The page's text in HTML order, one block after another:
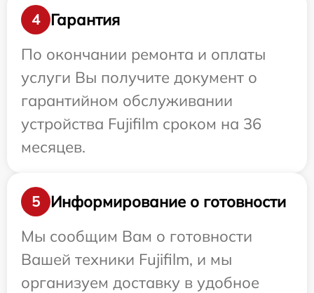
4
Гарантия
По окончании ремонта и оплаты
услуги Вы получите документ о
гарантийном обслуживании
устройства Fujifilm сроком на 36
месяцев.
5
Информирование о готовности
Мы сообщим Вам о готовности
Вашей техники Fujifilm, и мы
организуем доставку в удобное